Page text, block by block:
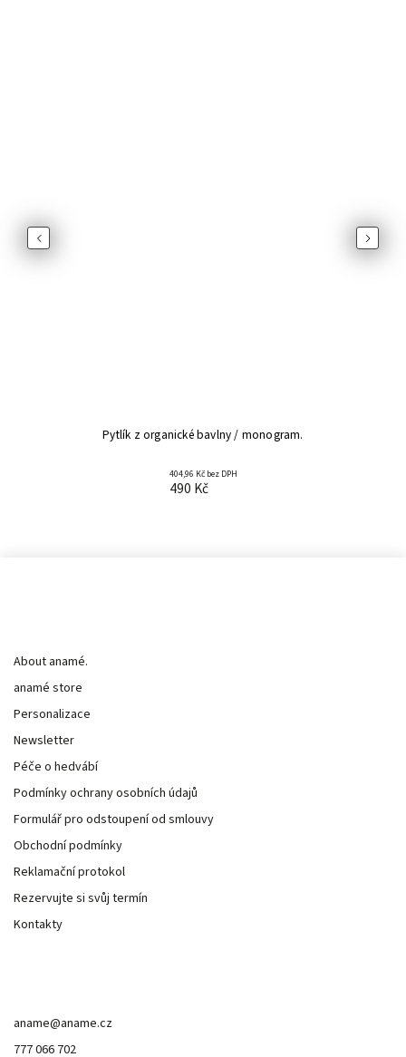
Previous
Pytlík z organické bavlny / monogram.
404,96 Kč bez DPH
490 Kč
Next
About anamé.
anamé store
Personalizace
Newsletter
Péče o hedvábí
Podmínky ochrany osobních údajů
Formulář pro odstoupení od smlouvy
Obchodní podmínky
Reklamační protokol
Rezervujte si svůj termín
Kontakty
aname@aname.cz
777 066 702